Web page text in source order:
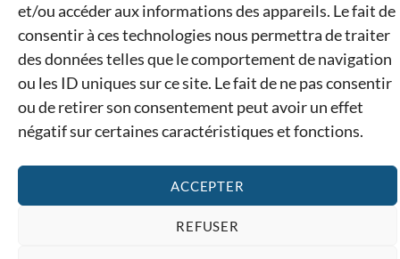
et/ou accéder aux informations des appareils. Le fait de
consentir à ces technologies nous permettra de traiter
des données telles que le comportement de navigation
ou les ID uniques sur ce site. Le fait de ne pas consentir
ou de retirer son consentement peut avoir un effet
négatif sur certaines caractéristiques et fonctions.
ACCEPTER
REFUSER
04 68 34 43 52 ou 07 44 73 31 68
contact@ducasse-modelisme.com
Mentions légalesConfidentialitéCGVCookies
sur votre panier* avec le code ETE26
La boutique est fermée entre le 11 & le 15